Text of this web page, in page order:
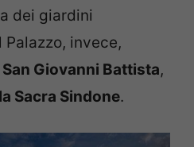
dei giardini
Palazzo, invece,
Giovanni Battista,
Sacra Sindone.